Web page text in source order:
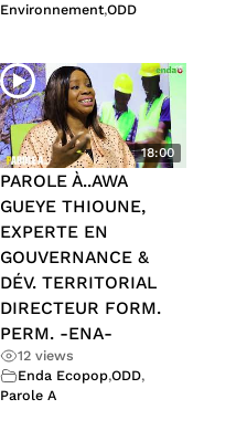
Environnement,ODD
18:00
PAROLE À..AWA
GUEYE THIOUNE,
EXPERTE EN
GOUVERNANCE &
DÉV. TERRITORIAL
DIRECTEUR FORM.
PERM. -ENA-
12 views
Enda Ecopop,ODD,
Parole A